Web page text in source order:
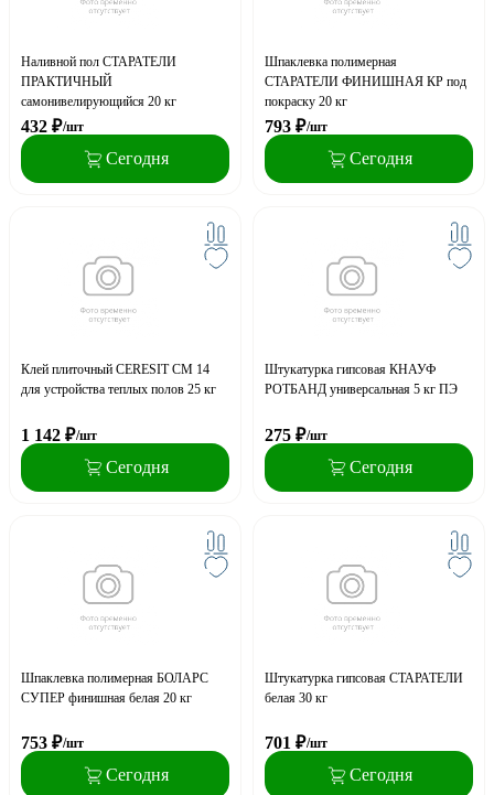
Наливной пол СТАРАТЕЛИ
ПРАКТИЧНЫЙ
самонивелирующийся 20 кг
432 ₽/шт
Сегодня
Шпаклевка полимерная
СТАРАТЕЛИ ФИНИШНАЯ КР под
покраску 20 кг
793 ₽/шт
Сегодня
Клей плиточный CERESIT CM 14
для устройства теплых полов 25 кг
1 142 ₽/шт
Сегодня
Штукатурка гипсовая КНАУФ
РОТБАНД универсальная 5 кг ПЭ
275 ₽/шт
Сегодня
Шпаклевка полимерная БОЛАРС
СУПЕР финишная белая 20 кг
753 ₽/шт
Сегодня
Штукатурка гипсовая СТАРАТЕЛИ
белая 30 кг
701 ₽/шт
Сегодня